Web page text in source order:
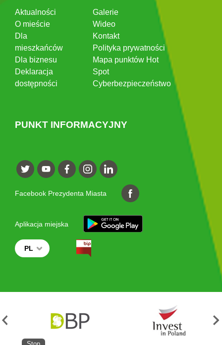
Aktualności
O mieście
Dla
mieszkańców
Dla biznesu
Deklaracja
dostępności
Galerie
Wideo
Kontakt
Polityka prywatności
Mapa punktów Hot
Spot
Cyberbezpieczeństwo
PUNKT INFORMACYJNY
Facebook Prezydenta Miasta
Aplikacja miejska
PL